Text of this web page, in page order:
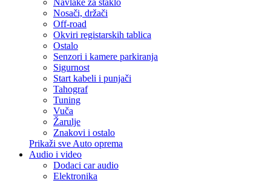
Navlake za staklo
Nosači, držači
Off-road
Okviri registarskih tablica
Ostalo
Senzori i kamere parkiranja
Sigurnost
Start kabeli i punjači
Tahograf
Tuning
Vuča
Žarulje
Znakovi i ostalo
Prikaži sve Auto oprema
Audio i video
Dodaci car audio
Elektronika